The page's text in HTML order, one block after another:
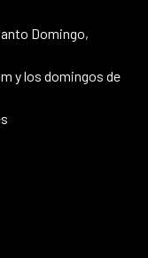
Domingo,
y los domingos de